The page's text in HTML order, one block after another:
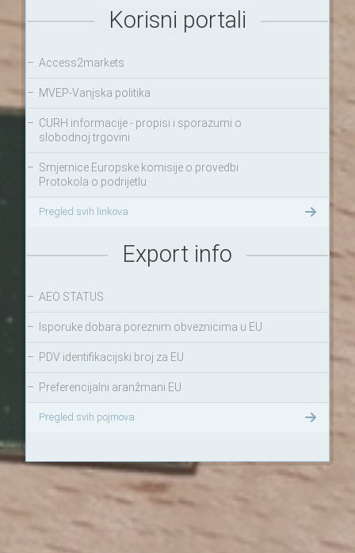
Korisni portali
– Access2markets
– MVEP-Vanjska politika
– CURH informacije - propisi i sporazumi o
slobodnoj trgovini
– Smjernice Europske komisije o provedbi
Protokola o podrijetlu
Pregled svih linkova
Export info
– AEO STATUS
– Isporuke dobara poreznim obveznicima u EU
– PDV identifikacijski broj za EU
– Preferencijalni aranžmani EU
Pregled svih pojmova